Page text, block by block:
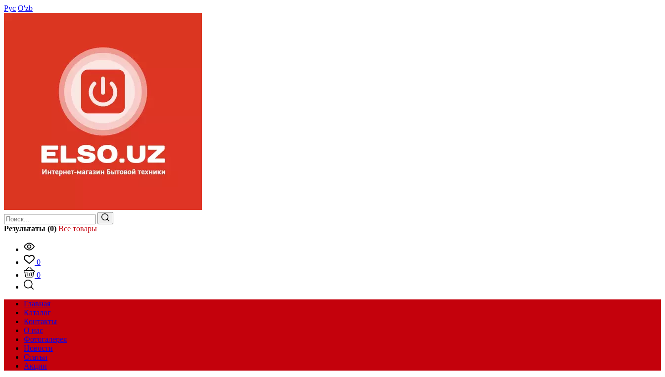
Рус O'zb
Результаты (0) Все товары
0
0
Главная
Каталог
Контакты
О нас
Фотогалерея
Новости
Статьи
Акции